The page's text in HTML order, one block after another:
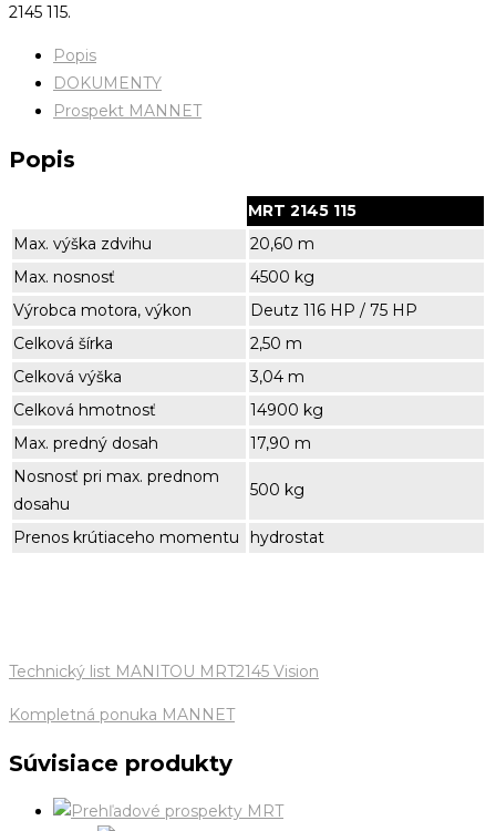
2145 115.
Popis
DOKUMENTY
Prospekt MANNET
Popis
MRT 2145 115
Max. výška zdvihu
20,60 m
Max. nosnosť
4500 kg
Výrobca motora, výkon
Deutz 116 HP / 75 HP
Celková šírka
2,50 m
Celková výška
3,04 m
Celková hmotnosť
14900 kg
Max. predný dosah
17,90 m
Nosnosť pri max. prednom
dosahu
500 kg
Prenos krútiaceho momentu hydrostat
Technický list MANITOU MRT2145 Vision
Kompletná ponuka MANNET
Súvisiace produkty